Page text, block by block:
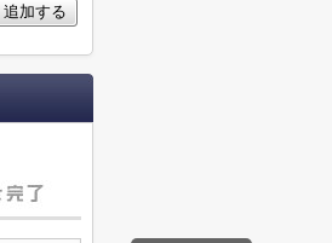
追加する